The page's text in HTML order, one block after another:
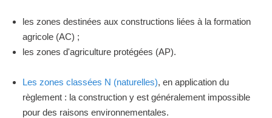
les zones destinées aux constructions liées à la formation
agricole (AC) ;
les zones d'agriculture protégées (AP).
Les zones classées N (naturelles), en application du
règlement : la construction y est généralement impossible
pour des raisons environnementales.